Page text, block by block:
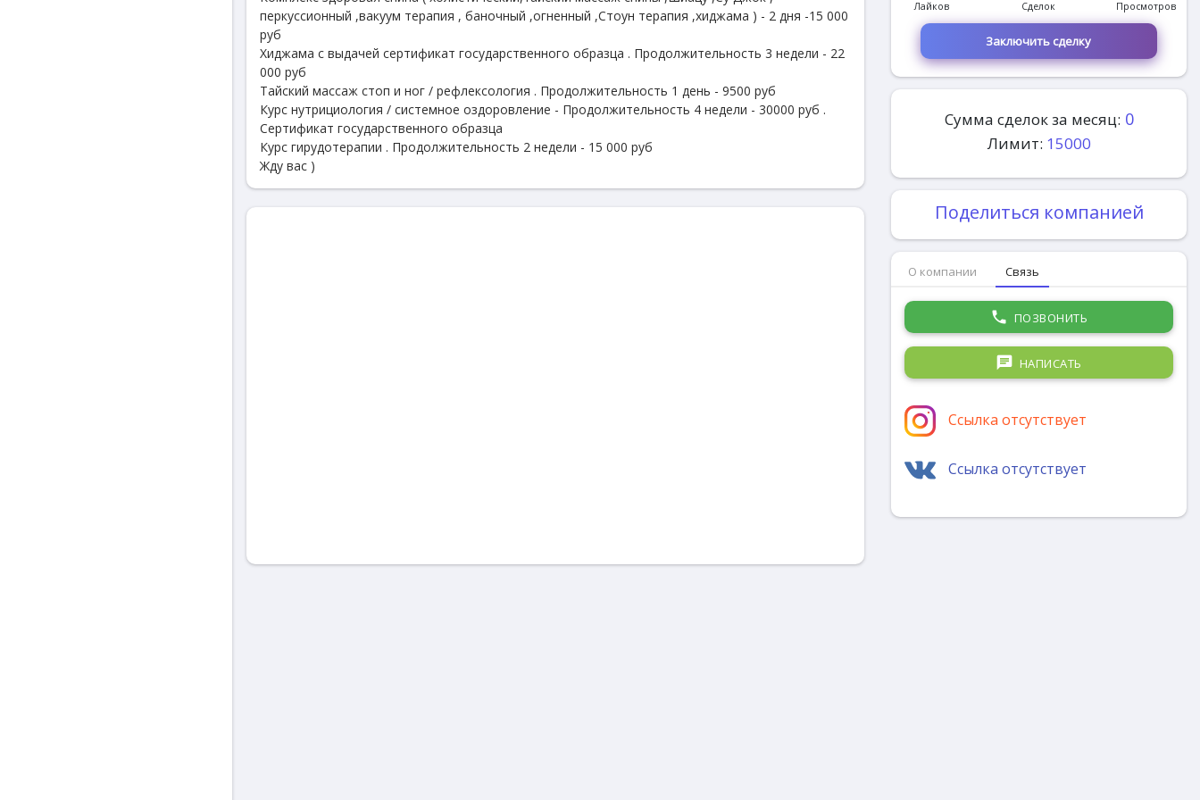
Лайков Сделок Просмотров
Заключить сделку
Сумма сделок за месяц: 0
Лимит: 15000
Поделиться компанией
О компании Связь
phone ПОЗВОНИТЬ
chat НАПИСАТЬ
Ссылка отсутствует
Ссылка отсутствует
перкуссионный ,вакуум терапия , баночный ,огненный ,Стоун терапия ,хиджама ) - 2 дня -15 000
руб
Хиджама с выдачей сертификат государственного образца . Продолжительность 3 недели - 22
000 руб
Тайский массаж стоп и ног / рефлексология . Продолжительность 1 день - 9500 руб
Курс нутрициология / системное оздоровление - Продолжительность 4 недели - 30000 руб .
Сертификат государственного образца
Курс гирудотерапии . Продолжительность 2 недели - 15 000 руб
Жду вас )